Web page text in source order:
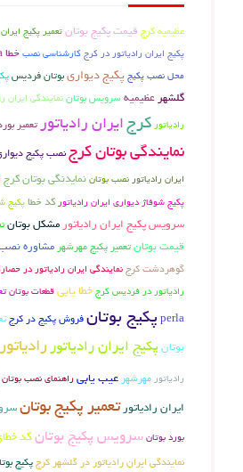
عظیمیه کرج قیمت پکیج بوتانتعمیر پکیج
پکیج ایران رادیاتور در کرجکارشناسی نصبخطا perla
محل نصب پکیجپکیج دیواریبوتان فردیس
گلشهرعظیمیهسرویس بوتاننمایندگی ایران
رادیاتورکرجایران رادیاتورتعمیر
نمایندگی بوتان کرجنصب پکیج
ایران رادیاتور نصب بوتاننمایدنگی بوتان کرج
پکیج شوفاژ دیواری ایران رادیاتورکد خطاپکیج
سرویس پکیج ایران رادیاتورمشکل بوتان
قیمت بوتانتعمیر پکیج مهرشهر مشاوره
گوهردشت کرج نمایندگی ایران رادیاتور در
رادیاتور در فردیس کرجخطا یابی قطعات بوتان
perla پکیج بوتانفروش پکیج در کرج
بوتانپکیج ایران رادیاتوررادیاتور
رادیاتورمهرشهر عیب یابیراهنمای نصب بوتان
ایران رادیاتورتعمیر پکیج بوتان
بورد بوتان سرویس پکیج بوتانکد
نمایندگی ایران رادیاتور در گلشهر کرجپکیج